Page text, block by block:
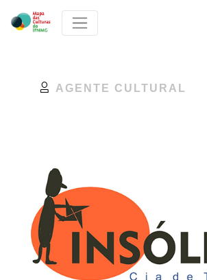
AGENTE CULTURAL